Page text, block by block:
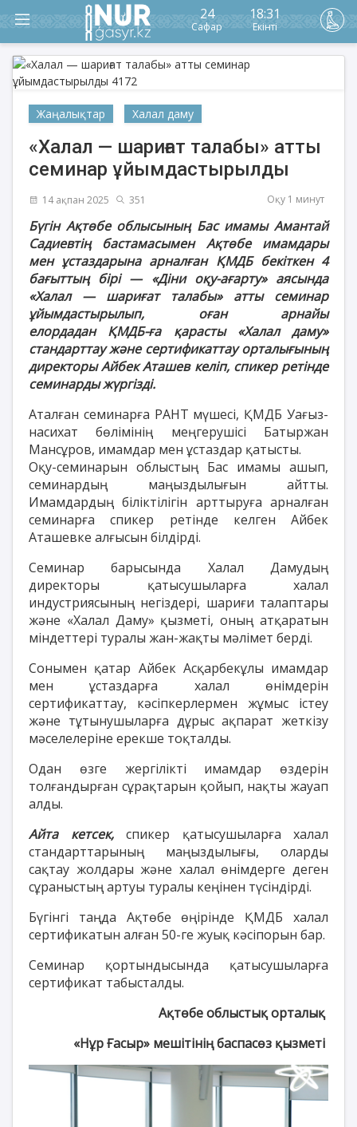
24
Сафар
18:31
Екінті
Жаңалықтар Халал даму
«Халал — шариғат талабы» атты
семинар ұйымдастырылды
14 ақпан 2025 351 Оқу 1 минут
Бүгін Ақтөбе облысының Бас имамы Амантай
Садиевтің бастамасымен Ақтөбе имамдары
мен ұстаздарына арналған ҚМДБ бекіткен 4
бағыттың бірі — «Діни оқу-ағарту» аясында
«Халал — шариғат талабы» атты семинар
ұйымдастырылып, оған арнайы
елордадан ҚМДБ-ға қарасты «Халал даму»
стандарттау және сертификаттау орталығының
директоры Айбек Аташев келіп, спикер ретінде
семинарды жүргізді.
Аталған семинарға РАНТ мүшесі, ҚМДБ Уағыз-
насихат бөлімінің меңгерушісі Батыржан
Мансұров, имамдар мен ұстаздар қатысты.
Оқу-семинарын облыстың Бас имамы ашып,
семинардың маңыздылығын айтты.
Имамдардың біліктілігін арттыруға арналған
семинарға спикер ретінде келген Айбек
Аташевке алғысын білдірді.
Семинар барысында Халал Дамудың
директоры қатысушыларға халал
индустриясының негіздері, шариғи талаптары
және «Халал Даму» қызметі, оның атқаратын
міндеттері туралы жан-жақты мәлімет берді.
Сонымен қатар Айбек Асқарбекұлы имамдар
мен ұстаздарға халал өнімдерін
сертификаттау, кәсіпкерлермен жұмыс істеу
және тұтынушыларға дұрыс ақпарат жеткізу
мәселелеріне ерекше тоқталды.
Одан өзге жергілікті имамдар өздерін
толғандырған сұрақтарын қойып, нақты жауап
алды.
Айта кетсек,спикер қатысушыларға халал
стандарттарының маңыздылығы, оларды
сақтау жолдары және халал өнімдерге деген
сұраныстың артуы туралы кеңінен түсіндірді.
Бүгінгі таңда Ақтөбе өңірінде ҚМДБ халал
сертификатын алған 50-ге жуық кәсіпорын бар.
Семинар қортындысында қатысушыларға
сертификат табысталды.
Ақтөбе облыстық орталық
«Нұр Ғасыр» мешітінің баспасөз қызметі